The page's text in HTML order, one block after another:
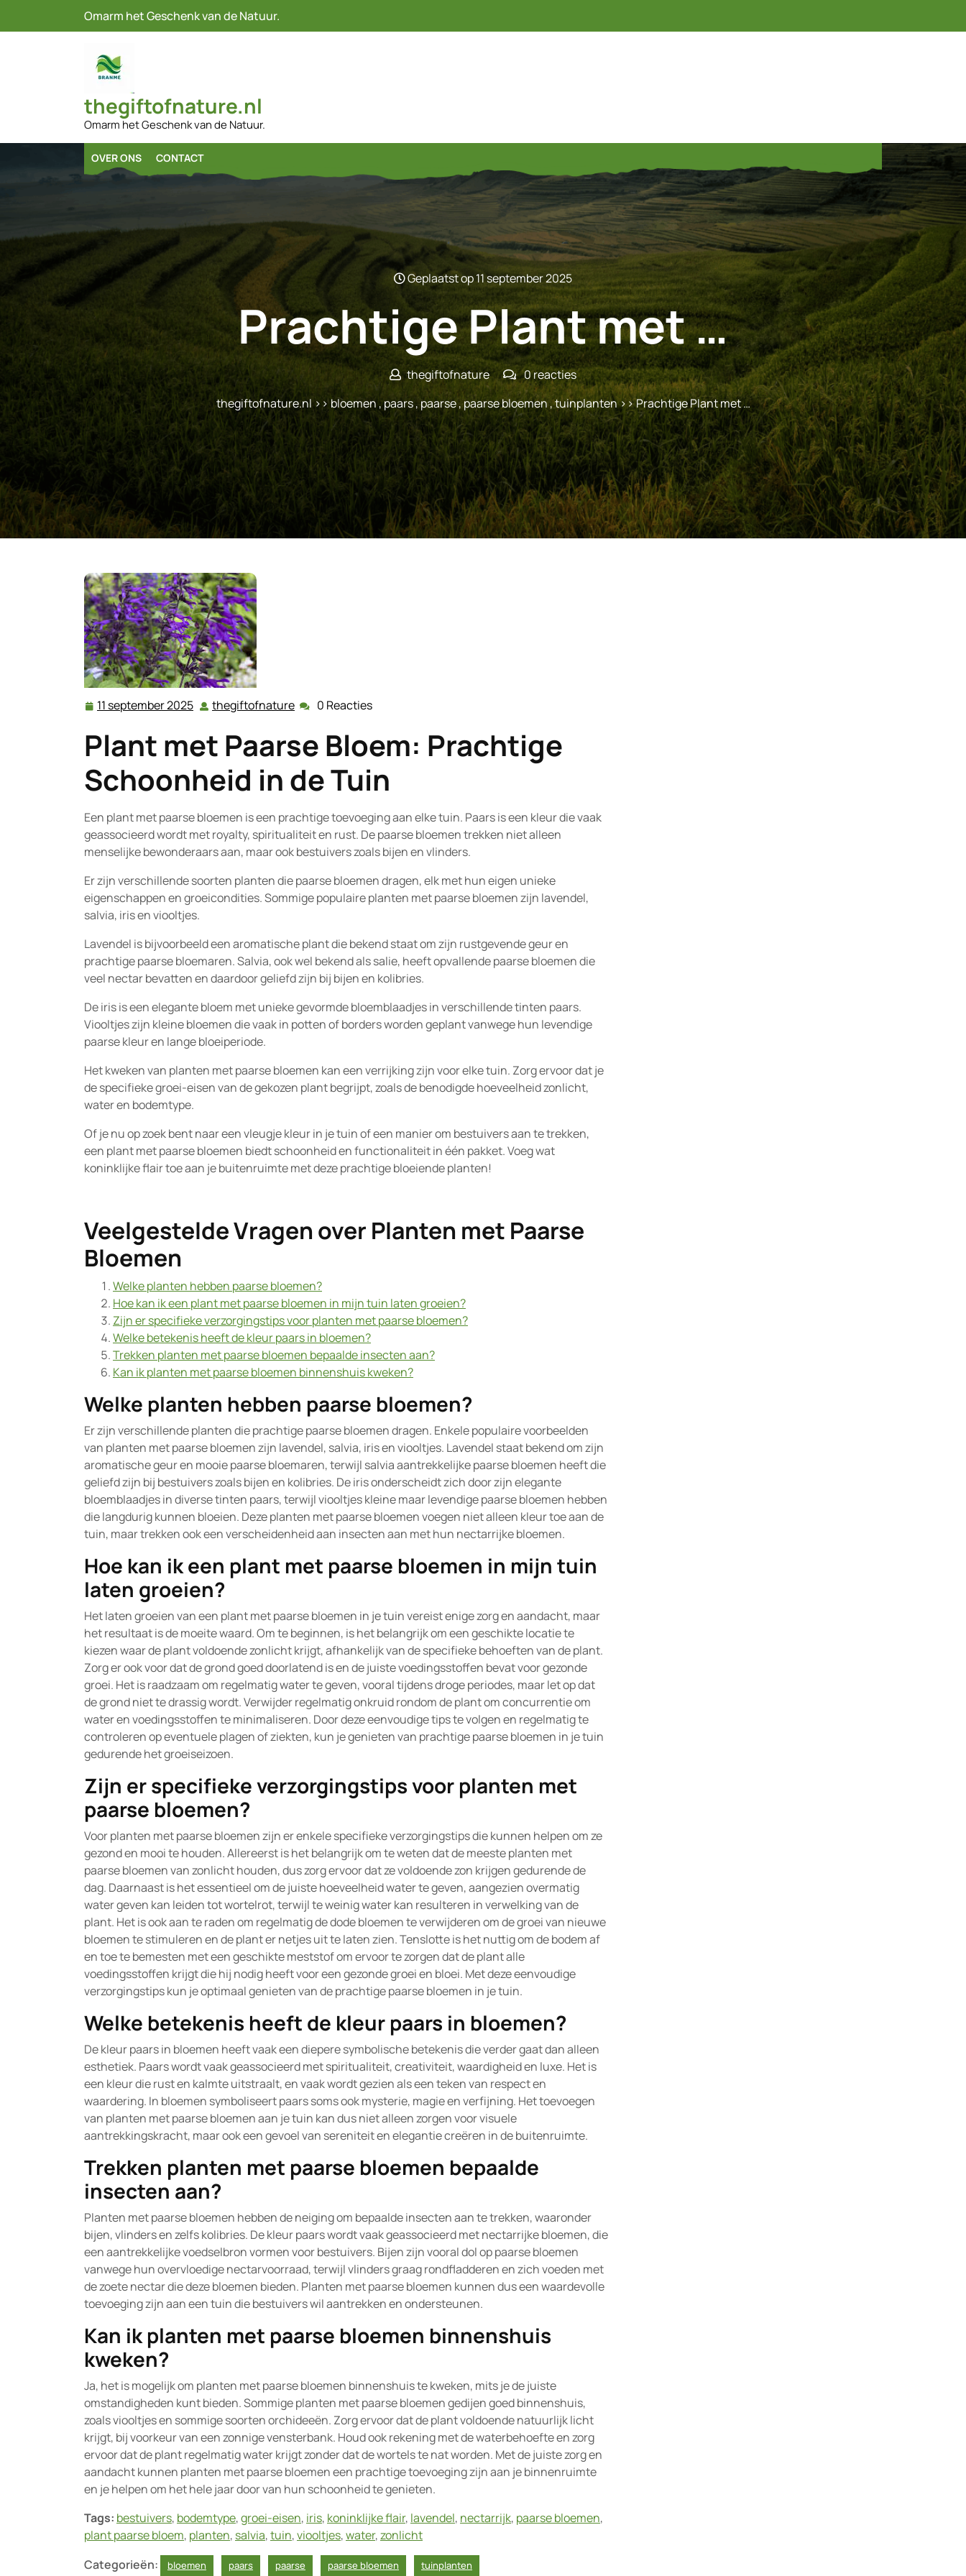
Omarm het Geschenk van de Natuur.
thegiftofnature.nl
Omarm het Geschenk van de Natuur.
OVER ONS CONTACT
Geplaatst op 11 september 2025
Prachtige Plant met …
thegiftofnature
0 reacties
thegiftofnature.nl>>bloemen,paars,paarse,paarse bloemen,tuinplanten>> Prachtige Plant met …
11 september 2025 11
2025
thegiftofnature thegiftofnature
0 Reacties
Plant met Paarse Bloem: Prachtige
Schoonheid in de Tuin
Een plant met paarse bloemen is een prachtige toevoeging aan elke tuin. Paars is een kleur die vaak
geassocieerd wordt met royalty, spiritualiteit en rust. De paarse bloemen trekken niet alleen
menselijke bewonderaars aan, maar ook bestuivers zoals bijen en vlinders.
Er zijn verschillende soorten planten die paarse bloemen dragen, elk met hun eigen unieke
eigenschappen en groeicondities. Sommige populaire planten met paarse bloemen zijn lavendel,
salvia, iris en viooltjes.
Lavendel is bijvoorbeeld een aromatische plant die bekend staat om zijn rustgevende geur en
prachtige paarse bloemaren. Salvia, ook wel bekend als salie, heeft opvallende paarse bloemen die
veel nectar bevatten en daardoor geliefd zijn bij bijen en kolibries.
De iris is een elegante bloem met unieke gevormde bloemblaadjes in verschillende tinten paars.
Viooltjes zijn kleine bloemen die vaak in potten of borders worden geplant vanwege hun levendige
paarse kleur en lange bloeiperiode.
Het kweken van planten met paarse bloemen kan een verrijking zijn voor elke tuin. Zorg ervoor dat je
de specifieke groei-eisen van de gekozen plant begrijpt, zoals de benodigde hoeveelheid zonlicht,
water en bodemtype.
Of je nu op zoek bent naar een vleugje kleur in je tuin of een manier om bestuivers aan te trekken,
een plant met paarse bloemen biedt schoonheid en functionaliteit in één pakket. Voeg wat
koninklijke flair toe aan je buitenruimte met deze prachtige bloeiende planten!
Veelgestelde Vragen over Planten met Paarse
Bloemen
Welke planten hebben paarse bloemen?
Hoe kan ik een plant met paarse bloemen in mijn tuin laten groeien?
Zijn er specifieke verzorgingstips voor planten met paarse bloemen?
Welke betekenis heeft de kleur paars in bloemen?
Trekken planten met paarse bloemen bepaalde insecten aan?
Kan ik planten met paarse bloemen binnenshuis kweken?
Welke planten hebben paarse bloemen?
Er zijn verschillende planten die prachtige paarse bloemen dragen. Enkele populaire voorbeelden
van planten met paarse bloemen zijn lavendel, salvia, iris en viooltjes. Lavendel staat bekend om zijn
aromatische geur en mooie paarse bloemaren, terwijl salvia aantrekkelijke paarse bloemen heeft die
geliefd zijn bij bestuivers zoals bijen en kolibries. De iris onderscheidt zich door zijn elegante
bloemblaadjes in diverse tinten paars, terwijl viooltjes kleine maar levendige paarse bloemen hebben
die langdurig kunnen bloeien. Deze planten met paarse bloemen voegen niet alleen kleur toe aan de
tuin, maar trekken ook een verscheidenheid aan insecten aan met hun nectarrijke bloemen.
Hoe kan ik een plant met paarse bloemen in mijn tuin
laten groeien?
Het laten groeien van een plant met paarse bloemen in je tuin vereist enige zorg en aandacht, maar
het resultaat is de moeite waard. Om te beginnen, is het belangrijk om een geschikte locatie te
kiezen waar de plant voldoende zonlicht krijgt, afhankelijk van de specifieke behoeften van de plant.
Zorg er ook voor dat de grond goed doorlatend is en de juiste voedingsstoffen bevat voor gezonde
groei. Het is raadzaam om regelmatig water te geven, vooral tijdens droge periodes, maar let op dat
de grond niet te drassig wordt. Verwijder regelmatig onkruid rondom de plant om concurrentie om
water en voedingsstoffen te minimaliseren. Door deze eenvoudige tips te volgen en regelmatig te
controleren op eventuele plagen of ziekten, kun je genieten van prachtige paarse bloemen in je tuin
gedurende het groeiseizoen.
Zijn er specifieke verzorgingstips voor planten met
paarse bloemen?
Voor planten met paarse bloemen zijn er enkele specifieke verzorgingstips die kunnen helpen om ze
gezond en mooi te houden. Allereerst is het belangrijk om te weten dat de meeste planten met
paarse bloemen van zonlicht houden, dus zorg ervoor dat ze voldoende zon krijgen gedurende de
dag. Daarnaast is het essentieel om de juiste hoeveelheid water te geven, aangezien overmatig
water geven kan leiden tot wortelrot, terwijl te weinig water kan resulteren in verwelking van de
plant. Het is ook aan te raden om regelmatig de dode bloemen te verwijderen om de groei van nieuwe
bloemen te stimuleren en de plant er netjes uit te laten zien. Tenslotte is het nuttig om de bodem af
en toe te bemesten met een geschikte meststof om ervoor te zorgen dat de plant alle
voedingsstoffen krijgt die hij nodig heeft voor een gezonde groei en bloei. Met deze eenvoudige
verzorgingstips kun je optimaal genieten van de prachtige paarse bloemen in je tuin.
Welke betekenis heeft de kleur paars in bloemen?
De kleur paars in bloemen heeft vaak een diepere symbolische betekenis die verder gaat dan alleen
esthetiek. Paars wordt vaak geassocieerd met spiritualiteit, creativiteit, waardigheid en luxe. Het is
een kleur die rust en kalmte uitstraalt, en vaak wordt gezien als een teken van respect en
waardering. In bloemen symboliseert paars soms ook mysterie, magie en verfijning. Het toevoegen
van planten met paarse bloemen aan je tuin kan dus niet alleen zorgen voor visuele
aantrekkingskracht, maar ook een gevoel van sereniteit en elegantie creëren in de buitenruimte.
Trekken planten met paarse bloemen bepaalde
insecten aan?
Planten met paarse bloemen hebben de neiging om bepaalde insecten aan te trekken, waaronder
bijen, vlinders en zelfs kolibries. De kleur paars wordt vaak geassocieerd met nectarrijke bloemen, die
een aantrekkelijke voedselbron vormen voor bestuivers. Bijen zijn vooral dol op paarse bloemen
vanwege hun overvloedige nectarvoorraad, terwijl vlinders graag rondfladderen en zich voeden met
de zoete nectar die deze bloemen bieden. Planten met paarse bloemen kunnen dus een waardevolle
toevoeging zijn aan een tuin die bestuivers wil aantrekken en ondersteunen.
Kan ik planten met paarse bloemen binnenshuis
kweken?
Ja, het is mogelijk om planten met paarse bloemen binnenshuis te kweken, mits je de juiste
omstandigheden kunt bieden. Sommige planten met paarse bloemen gedijen goed binnenshuis,
zoals viooltjes en sommige soorten orchideeën. Zorg ervoor dat de plant voldoende natuurlijk licht
krijgt, bij voorkeur van een zonnige vensterbank. Houd ook rekening met de waterbehoefte en zorg
ervoor dat de plant regelmatig water krijgt zonder dat de wortels te nat worden. Met de juiste zorg en
aandacht kunnen planten met paarse bloemen een prachtige toevoeging zijn aan je binnenruimte
en je helpen om het hele jaar door van hun schoonheid te genieten.
Tags: bestuivers, bodemtype,groei-eisen, iris, koninklijke flair, lavendel, nectarrijk, paarse bloemen,
plant paarse bloem, planten, salvia,tuin,viooltjes,water,zonlicht
Categorieën:
bloemen paars paarse paarse bloemen tuinplanten